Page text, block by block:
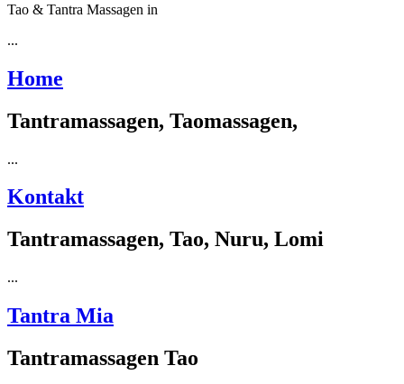
Tao & Tantra Massagen in
...
Home
Tantramassagen, Taomassagen,
...
Kontakt
Tantramassagen, Tao, Nuru, Lomi
...
Tantra Mia
Tantramassagen Tao